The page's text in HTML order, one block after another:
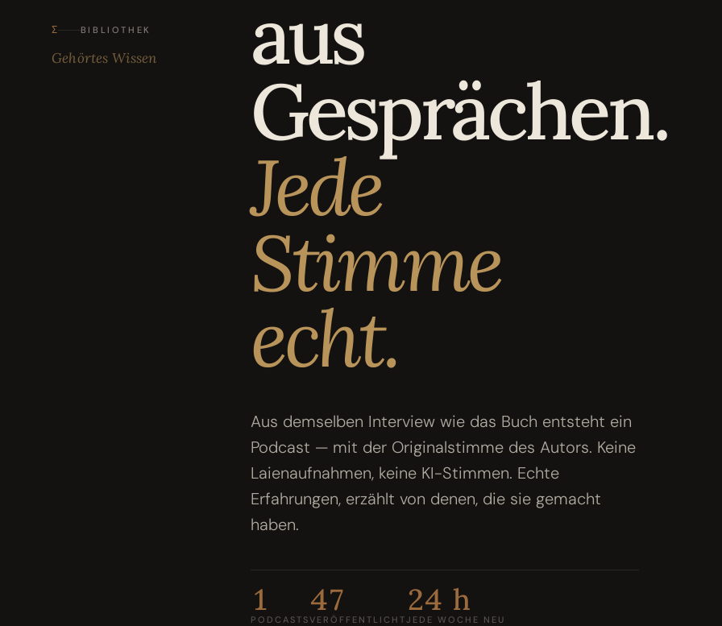
Karriere
Σ BIBLIOTHEK
Gehörtes Wissen aus
Gesprächen.
Jede
Stimme
echt.
Aus demselben Interview wie das Buch entsteht ein
Podcast — mit der Originalstimme des Autors. Keine
Laienaufnahmen, keine KI-Stimmen. Echte
Erfahrungen, erzählt von denen, die sie gemacht
haben.
1
PODCASTS
47
VERÖFFENTLICHT
24 h
JEDE WOCHE NEU